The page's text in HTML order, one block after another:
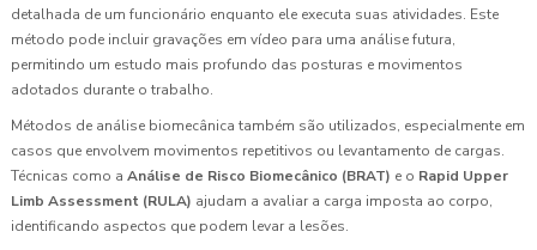
detalhada de um funcionário enquanto ele executa suas atividades. Este
método pode incluir gravações em vídeo para uma análise futura,
permitindo um estudo mais profundo das posturas e movimentos
adotados durante o trabalho.
Métodos de análise biomecânica também são utilizados, especialmente em
casos que envolvem movimentos repetitivos ou levantamento de cargas.
Técnicas como a Análise de Risco Biomecânico (BRAT) e o Rapid Upper
Limb Assessment (RULA) ajudam a avaliar a carga imposta ao corpo,
identificando aspectos que podem levar a lesões.